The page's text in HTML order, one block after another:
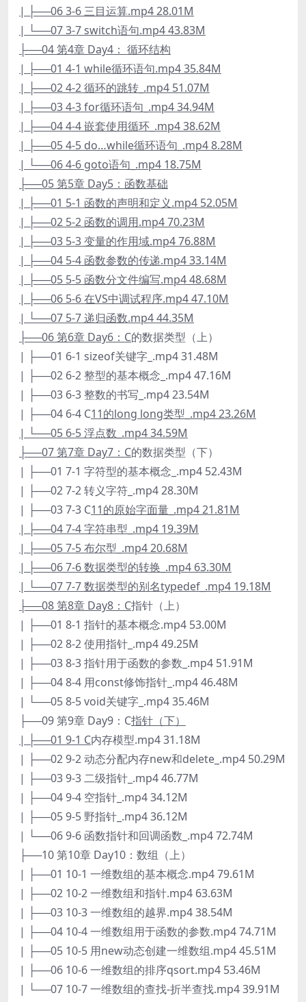
| ├──06 3-6 三目运算.mp4 28.01M
| └──07 3-7 switch语句.mp4 43.83M
├──04 第4章 Day4： 循环结构
| ├──01 4-1 while循环语句.mp4 35.84M
| ├──02 4-2 循环的跳转_.mp4 51.07M
| ├──03 4-3 for循环语句_.mp4 34.94M
| ├──04 4-4 嵌套使用循环_.mp4 38.62M
| ├──05 4-5 do…while循环语句_.mp4 8.28M
| └──06 4-6 goto语句_.mp4 18.75M
├──05 第5章 Day5：函数基础
| ├──01 5-1 函数的声明和定义.mp4 52.05M
| ├──02 5-2 函数的调用.mp4 70.23M
| ├──03 5-3 变量的作用域.mp4 76.88M
| ├──04 5-4 函数参数的传递.mp4 33.14M
| ├──05 5-5 函数分文件编写.mp4 48.68M
| ├──06 5-6 在VS中调试程序.mp4 47.10M
| └──07 5-7 递归函数.mp4 44.35M
├──06 第6章 Day6：C的数据类型（上）
| ├──01 6-1 sizeof关键字_.mp4 31.48M
| ├──02 6-2 整型的基本概念_.mp4 47.16M
| ├──03 6-3 整数的书写_.mp4 23.54M
| ├──04 6-4 C11的long long类型_.mp4 23.26M
| └──05 6-5 浮点数_.mp4 34.59M
├──07 第7章 Day7：C的数据类型（下）
| ├──01 7-1 字符型的基本概念_.mp4 52.43M
| ├──02 7-2 转义字符_.mp4 28.30M
| ├──03 7-3 C11的原始字面量_.mp4 21.81M
| ├──04 7-4 字符串型_.mp4 19.39M
| ├──05 7-5 布尔型_.mp4 20.68M
| ├──06 7-6 数据类型的转换_.mp4 63.30M
| └──07 7-7 数据类型的别名typedef_.mp4 19.18M
├──08 第8章 Day8：C指针（上）
| ├──01 8-1 指针的基本概念.mp4 53.00M
| ├──02 8-2 使用指针_.mp4 49.25M
| ├──03 8-3 指针用于函数的参数_.mp4 51.91M
| ├──04 8-4 用const修饰指针_.mp4 46.48M
| └──05 8-5 void关键字_.mp4 35.46M
├──09 第9章 Day9：C指针（下）
| ├──01 9-1 C内存模型.mp4 31.18M
| ├──02 9-2 动态分配内存new和delete_.mp4 50.29M
| ├──03 9-3 二级指针_.mp4 46.77M
| ├──04 9-4 空指针_.mp4 34.12M
| ├──05 9-5 野指针_.mp4 36.12M
| └──06 9-6 函数指针和回调函数_.mp4 72.74M
├──10 第10章 Day10：数组（上）
| ├──01 10-1 一维数组的基本概念.mp4 79.61M
| ├──02 10-2 一维数组和指针.mp4 63.63M
| ├──03 10-3 一维数组的越界.mp4 38.54M
| ├──04 10-4 一维数组用于函数的参数.mp4 74.71M
| ├──05 10-5 用new动态创建一维数组.mp4 45.51M
| ├──06 10-6 一维数组的排序qsort.mp4 53.46M
| └──07 10-7 一维数组的查找-折半查找.mp4 39.91M